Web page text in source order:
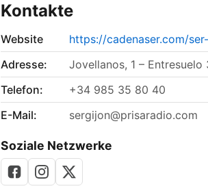
Kontakte
Website
https://cadenaser.com/
Adresse:
Jovellanos, 1 –
Telefon:
+34 985 35 80 40
E-Mail:
sergijon@prisaradio.com
Soziale Netzwerke